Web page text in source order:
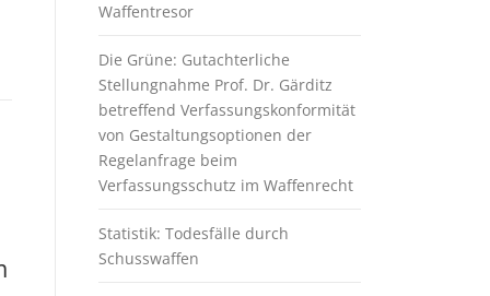
Waffentresor
Die Grüne: Gutachterliche
Stellungnahme Prof. Dr. Gärditz
betreffend Verfassungskonformität
von Gestaltungsoptionen der
Regelanfrage beim
Verfassungsschutz im Waffenrecht
Statistik: Todesfälle durch
Schusswaffen